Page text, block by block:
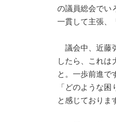
の議員総会でい
一貫して主張、
議会中、近藤
したら、これは
と。一歩前進で
「どのような
と感じておりま